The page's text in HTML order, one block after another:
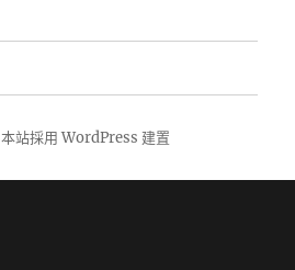
本站採用 WordPress 建置